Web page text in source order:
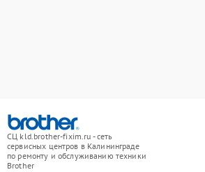
СЦ kld.brother-fixim.ru - сеть
сервисных центров в Калининграде
по ремонту и обслуживанию техники
Brother